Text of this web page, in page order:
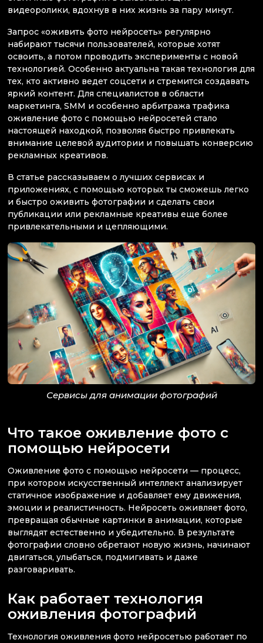
видеоролики, вдохнув в них жизнь за пару минут.
Запрос «оживить фото нейросеть» регулярно
набирают тысячи пользователей, которые хотят
освоить, а потом проводить эксперименты с новой
технологией. Особенно актуальна такая технология для
тех, кто активно ведет соцсети и стремится создавать
яркий контент. Для специалистов в области
маркетинга, SMM и особенно арбитража трафика
оживление фото с помощью нейросетей стало
настоящей находкой, позволяя быстро привлекать
внимание целевой аудитории и повышать конверсию
рекламных креативов.
В статье рассказываем о лучших сервисах и
приложениях, с помощью которых ты сможешь легко
и быстро оживить фотографии и сделать свои
публикации или рекламные креативы еще более
привлекательными и цепляющими.
Сервисы для анимации фотографий
Что такое оживление фото с
помощью нейросети
Оживление фото с помощью нейросети — процесс,
при котором искусственный интеллект анализирует
статичное изображение и добавляет ему движения,
эмоции и реалистичность. Нейросеть оживляет фото,
превращая обычные картинки в анимации, которые
выглядят естественно и убедительно. В результате
фотографии словно обретают новую жизнь, начинают
двигаться, улыбаться, подмигивать и даже
разговаривать.
Как работает технология
оживления фотографий
Технология оживления фото нейросетью работает по